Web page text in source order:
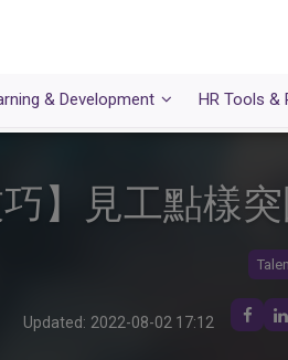
& Development HR Tools &
巧】見工點樣
Updated: 2022-08-02 17:12